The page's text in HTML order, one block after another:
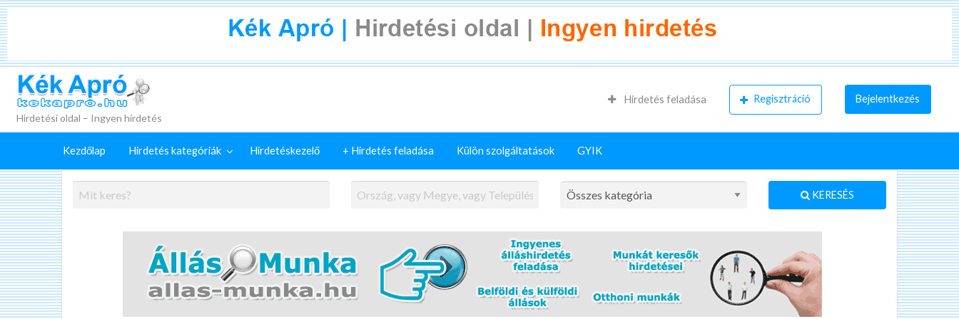
+
Hirdetés
feladása
Hirdetési oldal – Ingyen hirdetés
Hirdetés feladása Regisztráció Bejelentkezés
Kezdőlap Hirdetés kategóriák Hirdetéskezelő + Hirdetés feladása Külön szolgáltatások GYIK
KERESÉS